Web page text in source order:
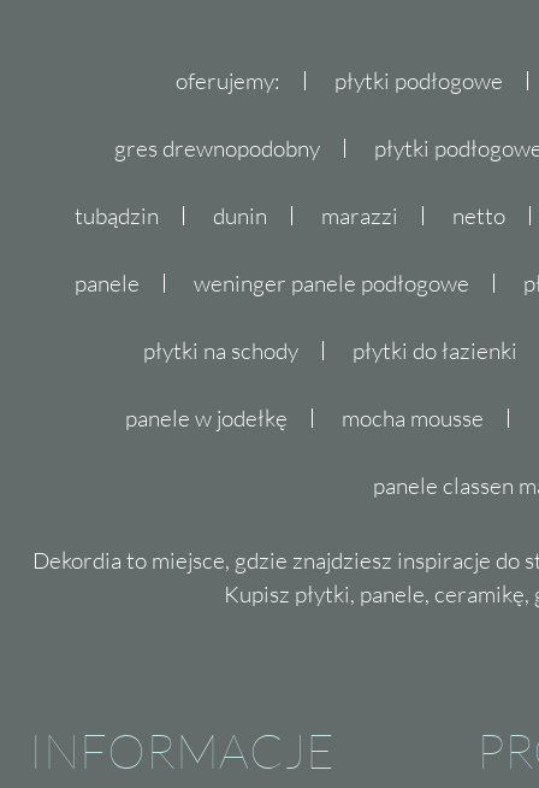
oferujemy: płytki podłogowe
gres drewnopodobny płytki
tubądzin dunin marazzi netto
panele weninger panele podłogowe
płytki na schody płytki do łazienki
panele w jodełkę mocha mousse
panele classen
Dekordia to miejsce, gdzie znajdziesz inspiracje do
Kupisz płytki, panele,
INFORMACJE